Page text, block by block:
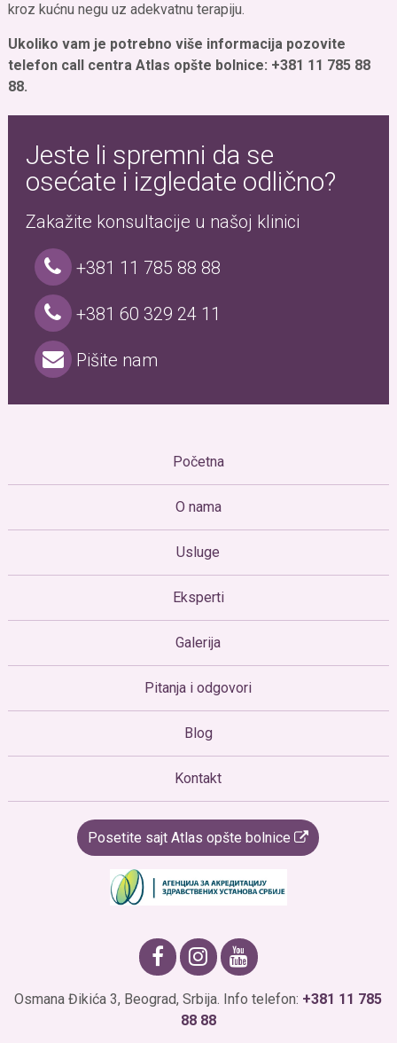
kroz kućnu negu uz adekvatnu terapiju.
Ukoliko vam je potrebno više informacija pozovite
telefon call centra Atlas opšte bolnice: +381 11 785 88
88.
Jeste li spremni da se
osećate i izgledate odlično?
Zakažite konsultacije u našoj klinici
+381 11 785 88 88
+381 60 329 24 11
Pišite nam
Početna
O nama
Usluge
Eksperti
Galerija
Pitanja i odgovori
Blog
Kontakt
Posetite sajt Atlas opšte bolnice
Osmana Đikića 3, Beograd, Srbija. Info telefon: +381 11 785
88 88